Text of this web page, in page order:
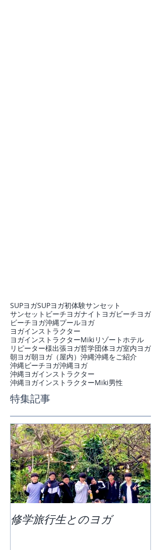
SUPヨガSUPヨガ初体験サンセット
サンセットビーチヨガナイトヨガビーチヨガ
ビーチヨガ沖縄プールヨガ
ヨガインストラクター
ヨガインストラクターMiki リゾートホテル
リピーター様出張ヨガ哲学団体ヨガ室内ヨガ
朝ヨガ朝ヨガ（屋内） 沖縄沖縄をご紹介
沖縄ビーチヨガ沖縄ヨガ
沖縄ヨガインストラクター
沖縄ヨガインストラクターMiki男性
特集記事
修学旅行生とのヨガ